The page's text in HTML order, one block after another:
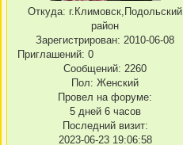
Откуда: г.Климовск,Подольский
район
Зарегистрирован: 2010-06-08
Приглашений: 0
Сообщений: 2260
Пол: Женский
Провел на форуме:
5 дней 6 часов
Последний визит:
2023-06-23 19:06:58